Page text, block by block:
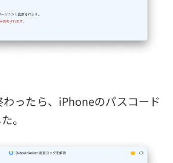
ったら、iPhoneのパスコード
。